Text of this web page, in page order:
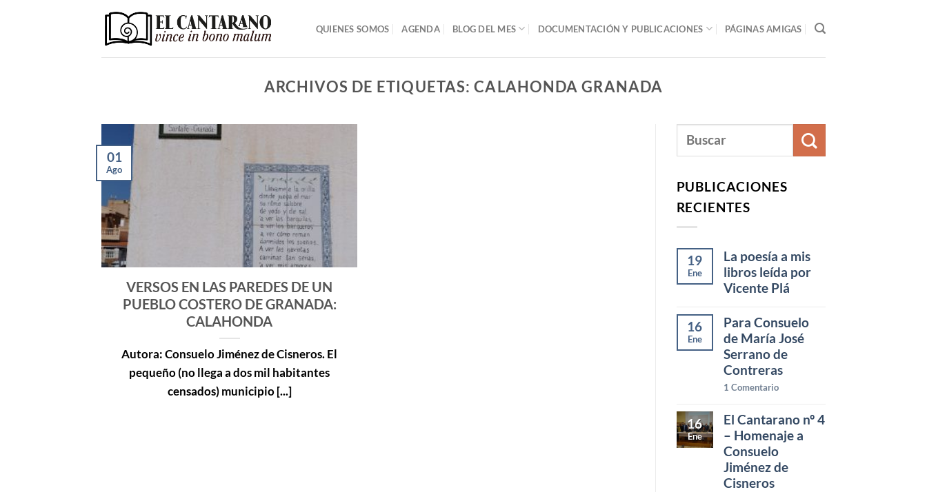
QUIENES SOMOS AGENDA BLOG DEL MES DOCUMENTACIÓN Y PUBLICACIONES PÁGINAS AMIGAS
ARCHIVOS DE ETIQUETAS:CALAHONDA GRANADA
VERSOS EN LAS PAREDES DE UN
PUEBLO COSTERO DE GRANADA:
CALAHONDA
Autora: Consuelo Jiménez de Cisneros. El
pequeño (no llega a dos mil habitantes
censados) municipio [...]
01
Ago
PUBLICACIONES
RECIENTES
19
Ene
La poesía a mis
libros leída por
Vicente Plá
16
Ene
Para Consuelo
de María José
Serrano de
Contreras
1 Comentario
16
Ene
El Cantarano nº 4
– Homenaje a
Consuelo
Jiménez de
Cisneros